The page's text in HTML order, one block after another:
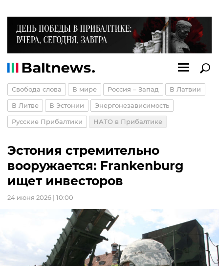
Свобода слова В мире Россия – Запад В Латвии
В Литве В Эстонии Энергонезависимость
Русские Прибалтики НАТО в Прибалтике
Эстония стремительно
вооружается: Frankenburg
ищет инвесторов
24 июня 2026 | 10:00